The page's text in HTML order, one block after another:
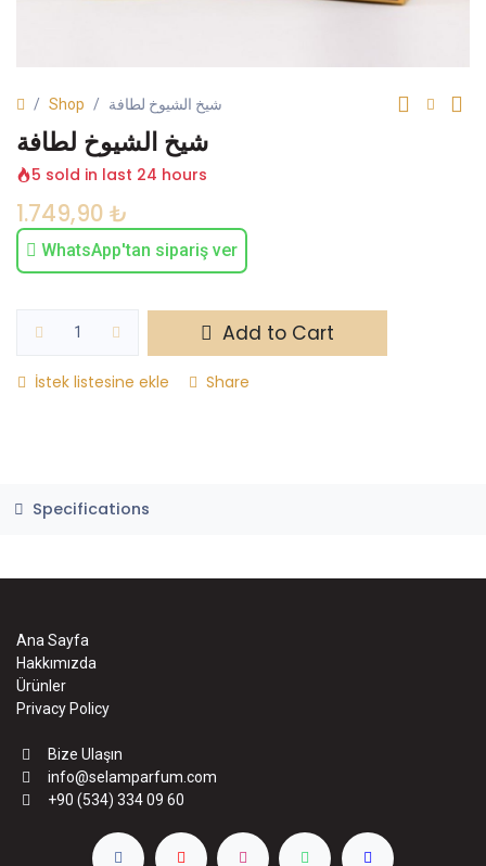
Shop شيخ الشيوخ لطافة
شيخ الشيوخ لطافة
5 sold in last 24 hours
1.749,90 ₺
WhatsApp'tan sipariş ver
Add to Cart
İstek listesine ekle Share
Specifications
Ana Sayfa
Hakkımızda
Ürünler
Privacy Policy
Bize Ulaşın
info@selamparfum.com
+90 (534) 334 09 60